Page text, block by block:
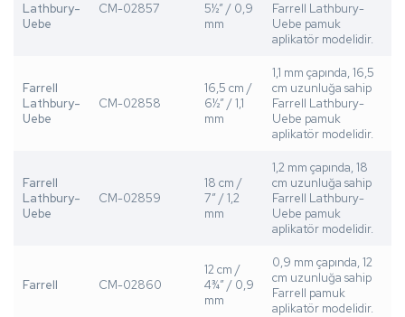
Lathbury-
Uebe
CM-02857
5½” / 0,9
mm
Farrell Lathbury-
Uebe pamuk
aplikatör modelidir.
Farrell
Lathbury-
Uebe
CM-02858
16,5 cm /
6½” / 1,1
mm
1,1 mm çapında, 16,5
cm uzunluğa sahip
Farrell Lathbury-
Uebe pamuk
aplikatör modelidir.
Farrell
Lathbury-
Uebe
CM-02859
18 cm /
7” / 1,2
mm
1,2 mm çapında, 18
cm uzunluğa sahip
Farrell Lathbury-
Uebe pamuk
aplikatör modelidir.
Farrell CM-02860
12 cm /
4¾” / 0,9
mm
0,9 mm çapında, 12
cm uzunluğa sahip
Farrell pamuk
aplikatör modelidir.